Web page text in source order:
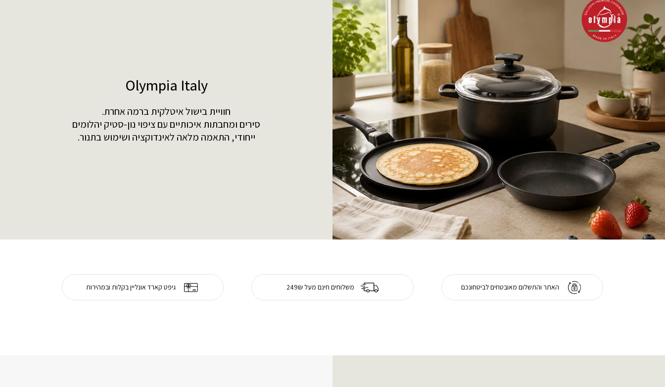
Olympia Italy
חוויית בישול איטלקית ברמה אחרת.
סירים ומחבתות איכותיים עם ציפוי נון-סטיק יהלומים
ייחודי, התאמה מלאה לאינדוקציה ושימוש בתנור.
האתר והתשלום מאובטחים לביטחונכם משלוחים חינם מעל 249₪ גיפט קארד אונליין בקלות ובמהירות